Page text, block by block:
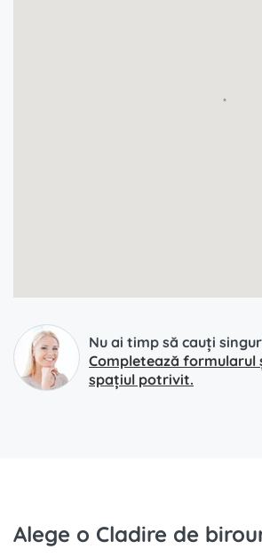
Nu ai timp să cauți
Completează formularul
spațiul potrivit.
Alege o Cladire de